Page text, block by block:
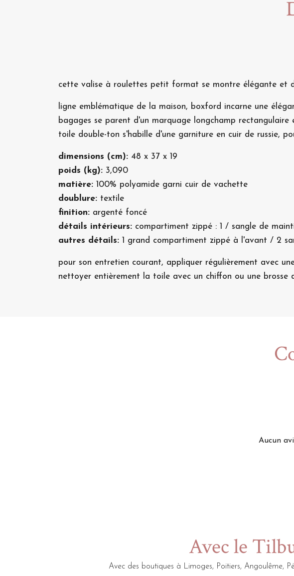
cette valise à roulettes petit format se montre élégante et
ligne emblématique de la maison, boxford incarne une
bagages se parent d'un marquage longchamp
toile double-ton s'habille d'une garniture en cuir de russie,
dimensions (cm): 48 x 37 x 19
poids (kg): 3,090
matière: 100% polyamide garni cuir de vachette
doublure: textile
finition: argenté foncé
détails intérieurs: compartiment zippé : 1 / sangle de
autres détails: 1 grand compartiment zippé à l'avant / 2
pour son entretien courant, appliquer régulièrement avec
nettoyer entièrement la toile avec un chiffon ou une brosse
Aucun
Avec le
Avec des boutiques à Limoges, Poitiers, Angoulême,